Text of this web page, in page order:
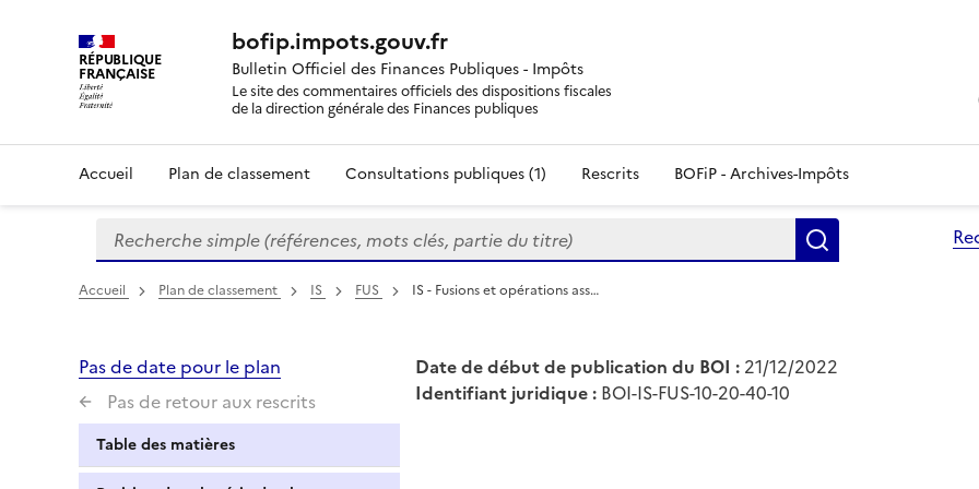
RÉPUBLIQUE
FRANÇAISE
bofip.impots.gouv.fr
Bulletin Officiel des Finances Publiques - Impôts
Le site des commentaires officiels des dispositions fiscales
de la direction générale des Finances publiques
Accueil Plan de classement Consultations publiques (1) Rescrits BOFiP - Archives-Impôts
Formulaire
de
recherche
Recherche simple (références, mots clés, partie du titre)
Accueil Plan de classement IS FUS IS - Fusions et opérations ass…
Pas de date pour le plan
Pas de retour aux rescrits
Table des matières
Date de début de publication du BOI : 21/12/2022
Identifiant juridique : BOI-IS-FUS-10-20-40-10